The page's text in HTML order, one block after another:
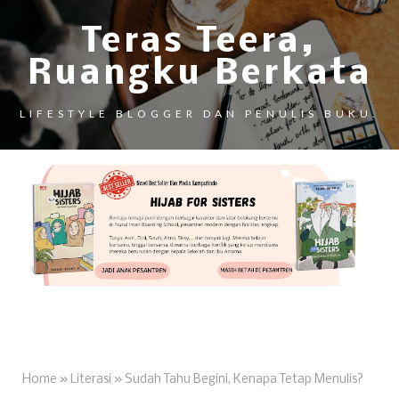
Teras Teera,
Ruangku Berkata
LIFESTYLE BLOGGER DAN PENULIS BUKU.
Home » Literasi » Sudah Tahu Begini, Kenapa Tetap Menulis?